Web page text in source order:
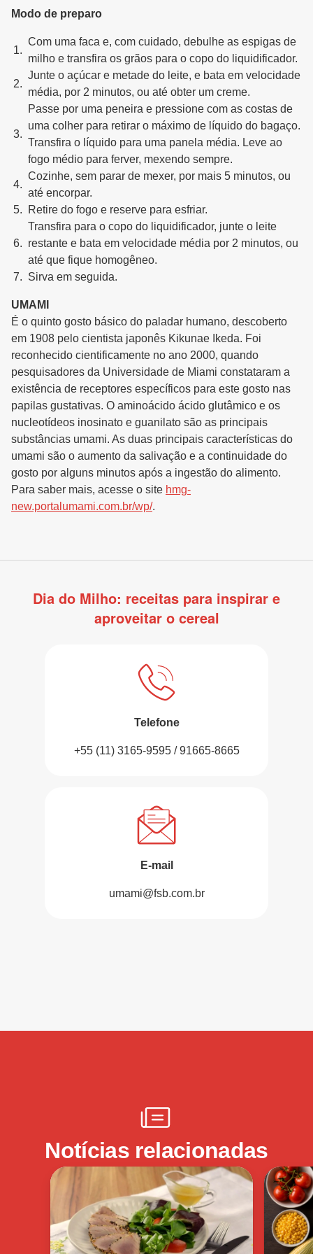
Modo de preparo
Com uma faca e, com cuidado, debulhe as espigas de
milho e transfira os grãos para o copo do liquidificador.
Junte o açúcar e metade do leite, e bata em velocidade
média, por 2 minutos, ou até obter um creme.
Passe por uma peneira e pressione com as costas de
uma colher para retirar o máximo de líquido do bagaço.
Transfira o líquido para uma panela média. Leve ao
fogo médio para ferver, mexendo sempre.
Cozinhe, sem parar de mexer, por mais 5 minutos, ou
até encorpar.
Retire do fogo e reserve para esfriar.
Transfira para o copo do liquidificador, junte o leite
restante e bata em velocidade média por 2 minutos, ou
até que fique homogêneo.
Sirva em seguida.
UMAMI
É o quinto gosto básico do paladar humano, descoberto
em 1908 pelo cientista japonês Kikunae Ikeda. Foi
reconhecido cientificamente no ano 2000, quando
pesquisadores da Universidade de Miami constataram a
existência de receptores específicos para este gosto nas
papilas gustativas. O aminoácido ácido glutâmico e os
nucleotídeos inosinato e guanilato são as principais
substâncias umami. As duas principais características do
umami são o aumento da salivação e a continuidade do
gosto por alguns minutos após a ingestão do alimento.
Para saber mais, acesse o site hmg-
new.portalumami.com.br/wp/.
Dia do Milho: receitas para inspirar e
aproveitar o cereal
Telefone
+55 (11) 3165-9595 / 91665-8665
E-mail
umami@fsb.com.br
Notícias relacionadas